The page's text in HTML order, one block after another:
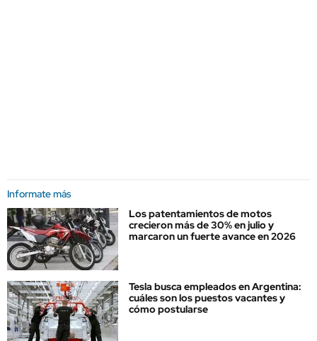
Informate más
Los patentamientos de motos
crecieron más de 30% en julio y
marcaron un fuerte avance en 2026
Tesla busca empleados en Argentina:
cuáles son los puestos vacantes y
cómo postularse